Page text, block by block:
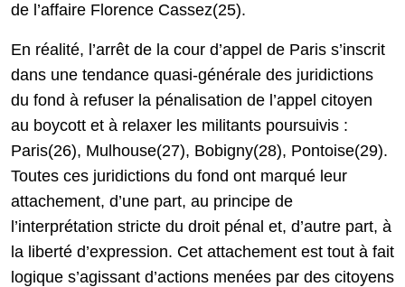
de l’affaire Florence Cassez(25).
En réalité, l’arrêt de la cour d’appel de Paris s’inscrit
dans une tendance quasi-générale des juridictions
du fond à refuser la pénalisation de l’appel citoyen
au boycott et à relaxer les militants poursuivis :
Paris(26), Mulhouse(27), Bobigny(28), Pontoise(29).
Toutes ces juridictions du fond ont marqué leur
attachement, d’une part, au principe de
l’interprétation stricte du droit pénal et, d’autre part, à
la liberté d’expression. Cet attachement est tout à fait
logique s’agissant d’actions menées par des citoyens